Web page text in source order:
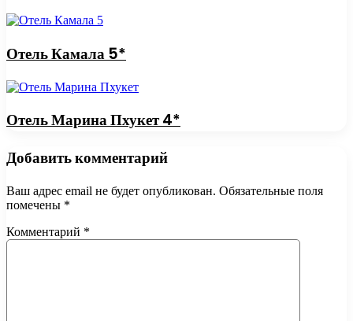
Отель Камала 5*
Отель Марина Пхукет 4*
Добавить комментарий
Ваш адрес email не будет опубликован. Обязательные поля
помечены *
Комментарий *